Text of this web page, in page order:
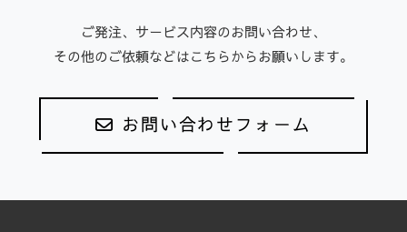
ご発注、サービス内容のお問い合わせ、
その他のご依頼などはこちらからお願いします。
お問い合わせフォーム